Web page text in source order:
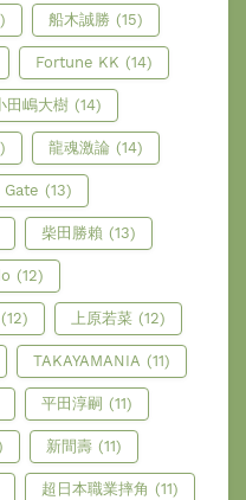
船木誠勝 (15)
Fortune KK (14)
田嶋大樹 (14)
龍魂激論 (14)
Gate (13)
柴田勝賴 (13)
(12)
(12) 上原若菜 (12)
TAKAYAMANIA (11)
平田淳嗣 (11)
新間壽 (11)
超日本職業摔角 (11)